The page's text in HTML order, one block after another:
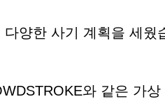
양한 사기 계획을 세웠
와 같은 가상